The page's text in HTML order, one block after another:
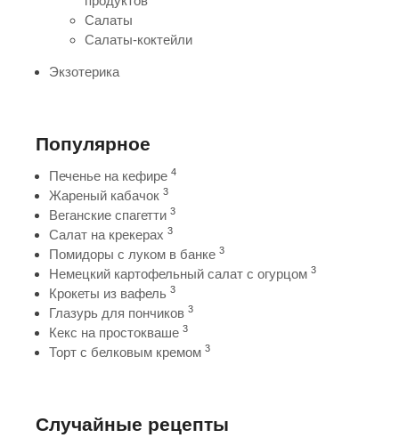
Салаты
Салаты-коктейли
Экзотерика
Популярное
Печенье на кефире 4
Жареный кабачок 3
Веганские спагетти 3
Салат на крекерах 3
Помидоры с луком в банке 3
Немецкий картофельный салат с огурцом 3
Крокеты из вафель 3
Глазурь для пончиков 3
Кекс на простокваше 3
Торт с белковым кремом 3
Случайные рецепты